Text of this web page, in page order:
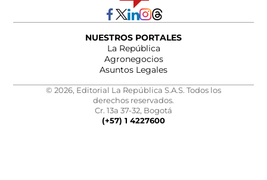
NUESTROS PORTALES
La República
Agronegocios
Asuntos Legales
© 2026, Editorial La República S.A.S. Todos los
derechos reservados.
Cr. 13a 37-32, Bogotá
(+57) 1 4227600